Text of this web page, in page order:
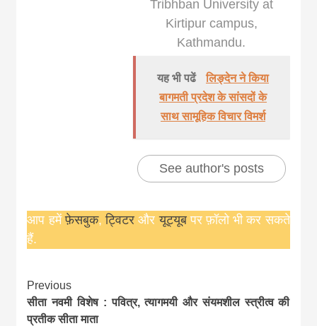
Tribhban University at
Kirtipur campus,
Kathmandu.
यह भी पढें
लिङ्देन ने किया
बागमती प्रदेश के सांसदों के
साथ सामूहिक विचार विमर्श
See author's posts
आप हमेंफ़ेसबुक,ट्विटरऔरयूट्यूबपर फ़ॉलो भी कर सकते
हैं.
Continue
Reading
Previous
सीता नवमी विशेष : पवित्र, त्यागमयी और संयमशील स्त्रीत्व की
प्रतीक सीता माता